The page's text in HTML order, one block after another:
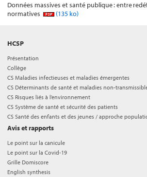
Données massives et santé publique : entre
normatives
(135 ko)
HCSP
Présentation
Collège
CS Maladies infectieuses et maladies émergentes
CS Déterminants de santé et maladies non-
CS Risques liés à l’environnement
CS Système de santé et sécurité des patients
CS Santé des enfants et des jeunes / approche
Avis et rapports
Le point sur la canicule
Le point sur la Covid-19
Grille Domiscore
English synthesis